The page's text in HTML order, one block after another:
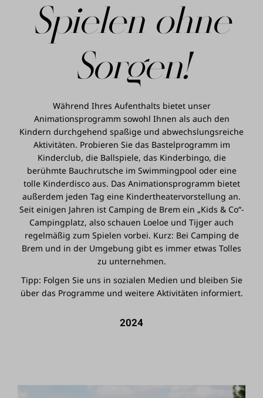
Spielen ohne
Sorgen!
Während Ihres Aufenthalts bietet unser
Animationsprogramm sowohl Ihnen als auch den
Kindern durchgehend spaßige und abwechslungsreiche
Aktivitäten. Probieren Sie das Bastelprogramm im
Kinderclub, die Ballspiele, das Kinderbingo, die
berühmte Bauchrutsche im Swimmingpool oder eine
tolle Kinderdisco aus. Das Animationsprogramm bietet
außerdem jeden Tag eine Kindertheatervorstellung an.
Seit einigen Jahren ist Camping de Brem ein „Kids & Co“-
Campingplatz, also schauen Loeloe und Tijger auch
regelmäßig zum Spielen vorbei. Kurz: Bei Camping de
Brem und in der Umgebung gibt es immer etwas Tolles
zu unternehmen.
Tipp: Folgen Sie uns in sozialen Medien und bleiben Sie
über das Programme und weitere Aktivitäten informiert.
2024